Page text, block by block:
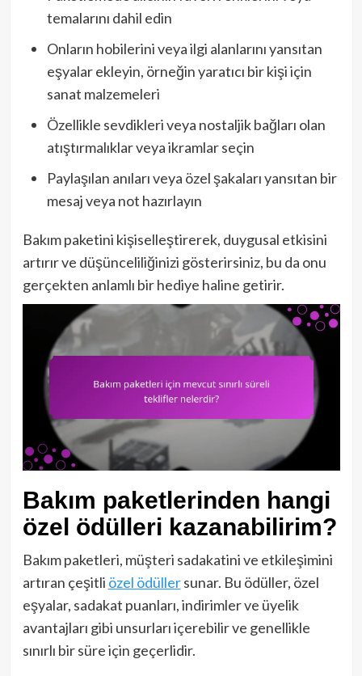
temalarını dahil edin
Onların hobilerini veya ilgi alanlarını yansıtan
eşyalar ekleyin, örneğin yaratıcı bir kişi için
sanat malzemeleri
Özellikle sevdikleri veya nostaljik bağları olan
atıştırmalıklar veya ikramlar seçin
Paylaşılan anıları veya özel şakaları yansıtan bir
mesaj veya not hazırlayın
Bakım paketini kişiselleştirerek, duygusal etkisini
artırır ve düşünceliliğinizi gösterirsiniz, bu da onu
gerçekten anlamlı bir hediye haline getirir.
Bakım paketlerinden hangi
özel ödülleri kazanabilirim?
Bakım paketleri, müşteri sadakatini ve etkileşimini
artıran çeşitli özel ödüllersunar. Bu ödüller, özel
eşyalar, sadakat puanları, indirimler ve üyelik
avantajları gibi unsurları içerebilir ve genellikle
sınırlı bir süre için geçerlidir.